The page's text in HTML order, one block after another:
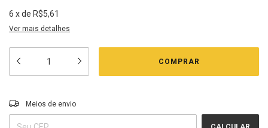
6 xde R$5,61
Ver mais detalhes
Entregas para o CEP:
Meios de envio